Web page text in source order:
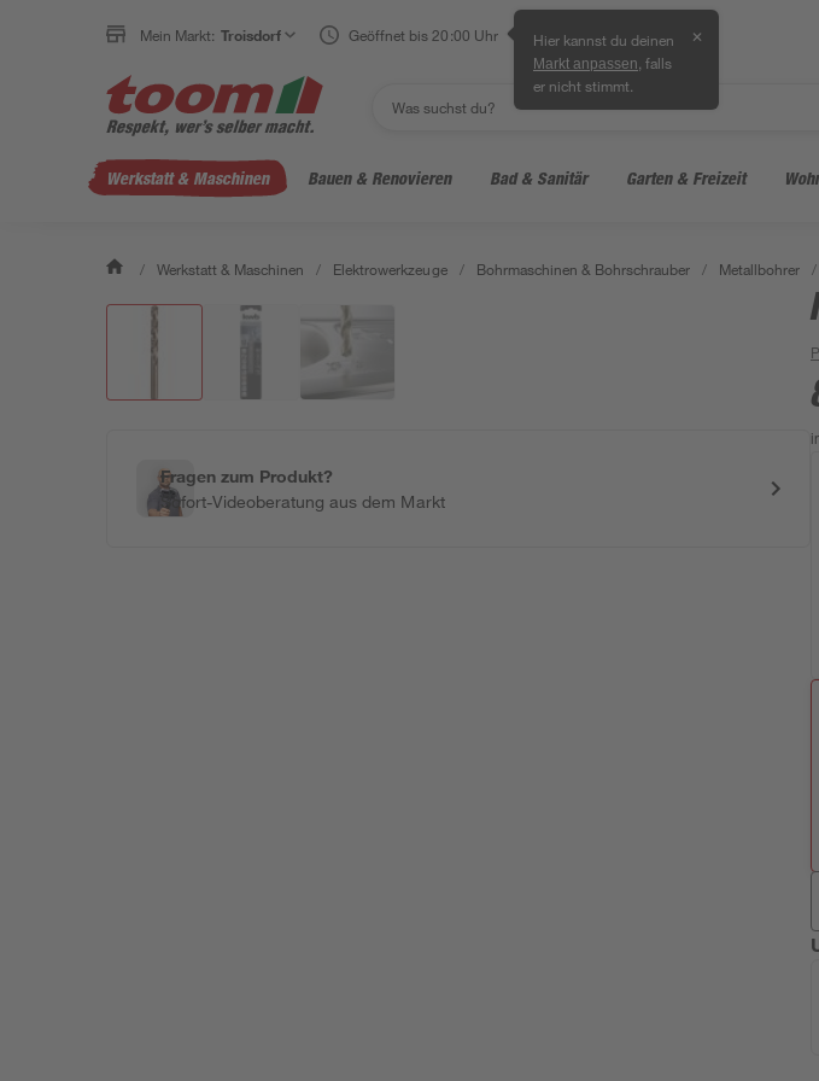
Mein Markt: Troisdorf Geöffnet bis 20:00 Uhr Hier kannst du deinen
Markt anpassen , falls
er nicht stimmt.
✕
Werkstatt & Maschinen Bauen & Renovieren Bad & Sanitär Garten & Freizeit
/ Werkstatt & Maschinen / Elektrowerkzeuge / Bohrmaschinen & Bohrschrauber / Metallbohrer /
Fragen zum Produkt?
Sofort-Videoberatung aus dem Markt